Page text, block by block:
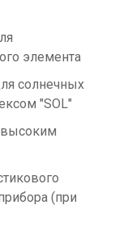
элемента
солнечных
"SOL"
высоким
(при